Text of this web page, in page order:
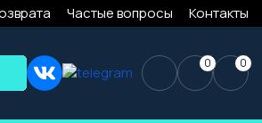
Частые вопросы Контакты
0 0